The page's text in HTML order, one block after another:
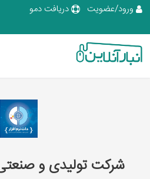
ورود/عضویت
دریافت دمو
شرکت تولیدی و